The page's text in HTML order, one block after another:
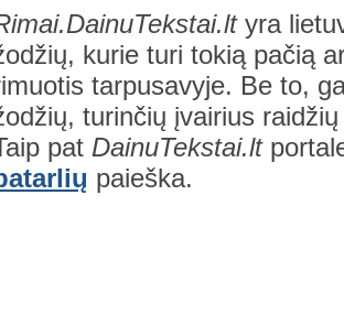
yra
kurie turi tokią pačią
tarpusavyje. Be to,
turinčių įvairius
pat DainuTekstai.lt
paieška.